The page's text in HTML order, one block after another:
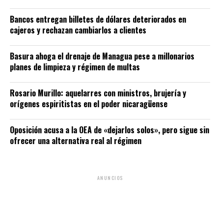
Bancos entregan billetes de dólares deteriorados en
cajeros y rechazan cambiarlos a clientes
Basura ahoga el drenaje de Managua pese a millonarios
planes de limpieza y régimen de multas
Rosario Murillo: aquelarres con ministros, brujería y
orígenes espiritistas en el poder nicaragüense
Oposición acusa a la OEA de «dejarlos solos», pero sigue sin
ofrecer una alternativa real al régimen
ANUNCIOS